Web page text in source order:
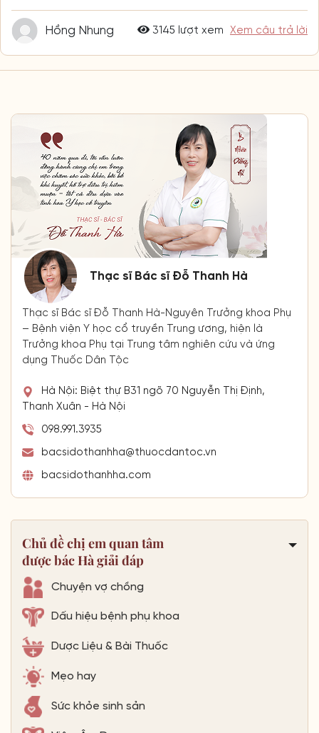
Hồng Nhung 3145 lượt xem Xem câu trả lời
Thạc sĩ Bác sĩ Đỗ Thanh Hà
Thạc sĩ Bác sĩ Đỗ Thanh Hà-Nguyên Trưởng khoa Phụ
– Bệnh viện Y học cổ truyền Trung ương, hiện là
Trưởng khoa Phụ tại Trung tâm nghiên cứu và ứng
dụng Thuốc Dân Tộc
Hà Nội: Biệt thự B31 ngõ 70 Nguyễn Thị Định,
Thanh Xuân - Hà Nội
098.991.3935
bacsidothanhha@thuocdantoc.vn
bacsidothanhha.com
Chủ đề chị em quan tâm
được bác Hà giải đáp
Chuyện vợ chồng
Dấu hiệu bệnh phụ khoa
Dược Liệu & Bài Thuốc
Mẹo hay
Sức khỏe sinh sản